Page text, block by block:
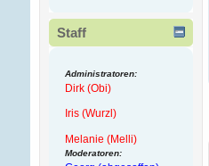
Staff
Administratoren:
Dirk (Obi)
Iris (Wurzl)
Melanie (Melli)
Moderatoren: